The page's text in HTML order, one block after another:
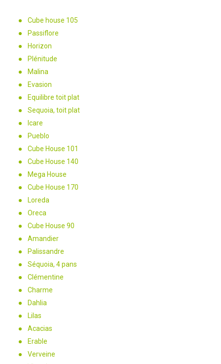
Cube house 105
Passiflore
Horizon
Plénitude
Malina
Evasion
Equilibre toit plat
Sequoia, toit plat
Icare
Pueblo
Cube House 101
Cube House 140
Mega House
Cube House 170
Loreda
Oreca
Cube House 90
Amandier
Palissandre
Séquoia, 4 pans
Clémentine
Charme
Dahlia
Lilas
Acacias
Erable
Verveine